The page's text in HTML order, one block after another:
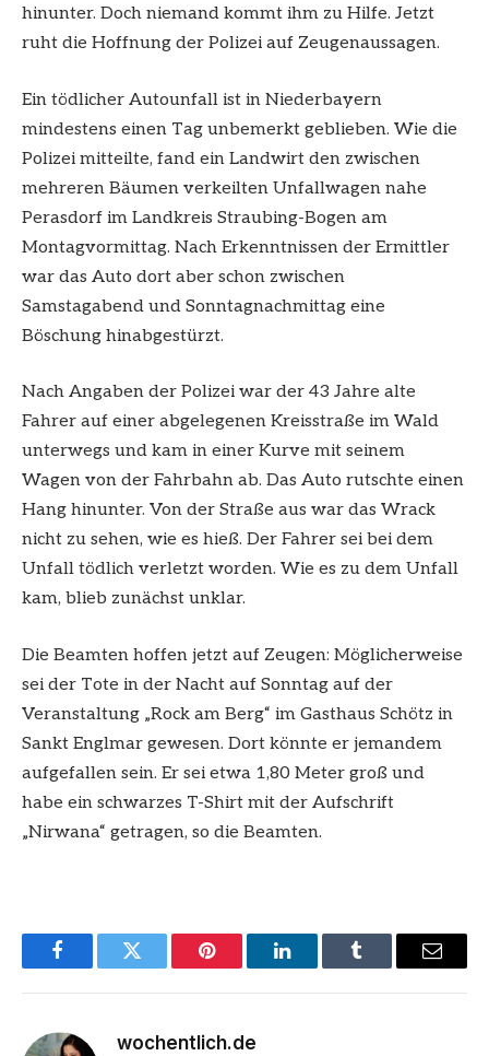
hinunter. Doch niemand kommt ihm zu Hilfe. Jetzt
ruht die Hoffnung der Polizei auf Zeugenaussagen.
Ein tödlicher Autounfall ist in Niederbayern
mindestens einen Tag unbemerkt geblieben. Wie die
Polizei mitteilte, fand ein Landwirt den zwischen
mehreren Bäumen verkeilten Unfallwagen nahe
Perasdorf im Landkreis Straubing-Bogen am
Montagvormittag. Nach Erkenntnissen der Ermittler
war das Auto dort aber schon zwischen
Samstagabend und Sonntagnachmittag eine
Böschung hinabgestürzt.
Nach Angaben der Polizei war der 43 Jahre alte
Fahrer auf einer abgelegenen Kreisstraße im Wald
unterwegs und kam in einer Kurve mit seinem
Wagen von der Fahrbahn ab. Das Auto rutschte einen
Hang hinunter. Von der Straße aus war das Wrack
nicht zu sehen, wie es hieß. Der Fahrer sei bei dem
Unfall tödlich verletzt worden. Wie es zu dem Unfall
kam, blieb zunächst unklar.
Die Beamten hoffen jetzt auf Zeugen: Möglicherweise
sei der Tote in der Nacht auf Sonntag auf der
Veranstaltung „Rock am Berg“ im Gasthaus Schötz in
Sankt Englmar gewesen. Dort könnte er jemandem
aufgefallen sein. Er sei etwa 1,80 Meter groß und
habe ein schwarzes T-Shirt mit der Aufschrift
„Nirwana“ getragen, so die Beamten.
FacebookTwitter Pinterest LinkedInTumblr Email
wochentlich.de